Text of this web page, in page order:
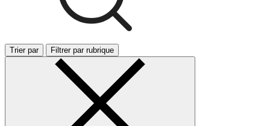
Trier par Filtrer par rubrique